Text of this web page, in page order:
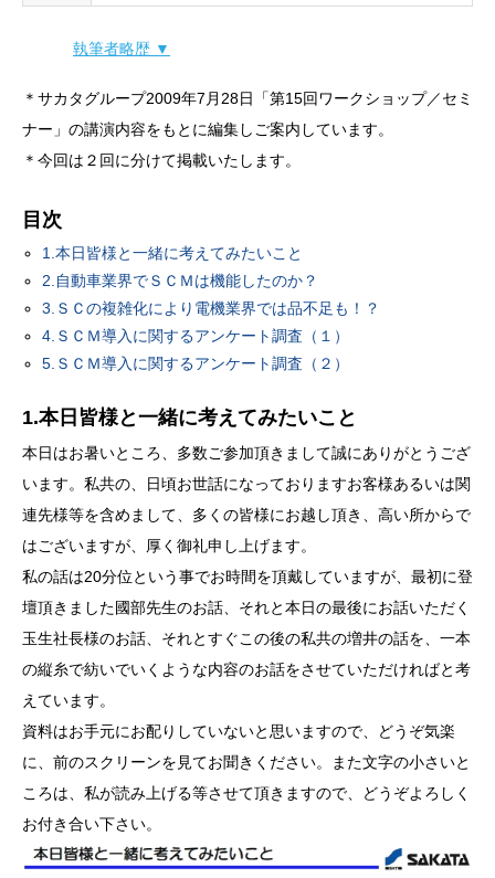
執筆者略歴 ▼
＊サカタグループ2009年7月28日「第15回ワークショップ／セミ
ナー」の講演内容をもとに編集しご案内しています。
＊今回は２回に分けて掲載いたします。
目次
1.本日皆様と一緒に考えてみたいこと
2.自動車業界でＳＣＭは機能したのか？
3.ＳＣの複雑化により電機業界では品不足も！？
4.ＳＣＭ導入に関するアンケート調査（１）
5.ＳＣＭ導入に関するアンケート調査（２）
1.本日皆様と一緒に考えてみたいこと
本日はお暑いところ、多数ご参加頂きまして誠にありがとうござ
います。私共の、日頃お世話になっておりますお客様あるいは関
連先様等を含めまして、多くの皆様にお越し頂き、高い所からで
はございますが、厚く御礼申し上げます。
私の話は20分位という事でお時間を頂戴していますが、最初に登
壇頂きました國部先生のお話、それと本日の最後にお話いただく
玉生社長様のお話、それとすぐこの後の私共の増井の話を、一本
の縦糸で紡いでいくような内容のお話をさせていただければと考
えています。
資料はお手元にお配りしていないと思いますので、どうぞ気楽
に、前のスクリーンを見てお聞きください。また文字の小さいと
ころは、私が読み上げる等させて頂きますので、どうぞよろしく
お付き合い下さい。